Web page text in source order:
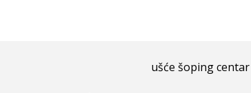
ušće šoping centar